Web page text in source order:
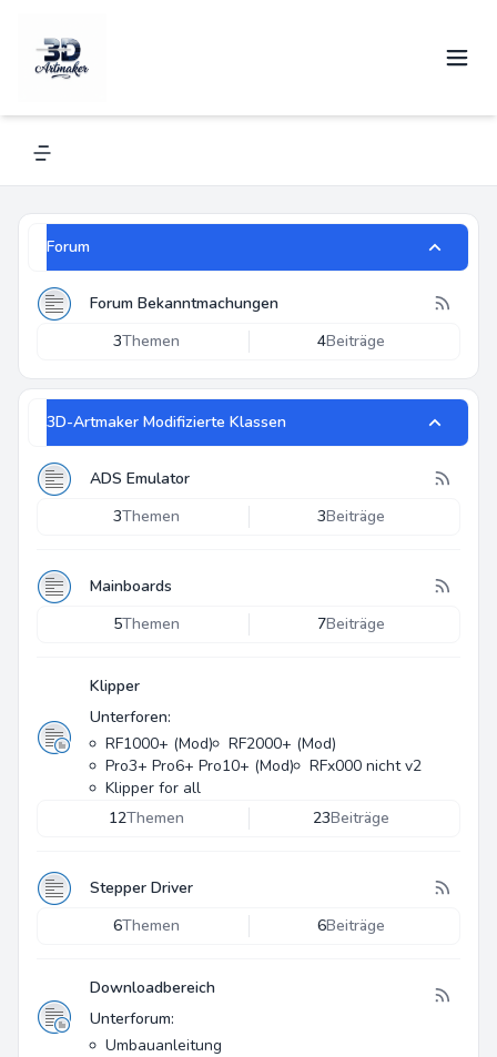
3D-Artmaker
Navigation menu
Forum
Forum Bekanntmachungen
3Themen 4Beiträge
3D-Artmaker Modifizierte Klassen
ADS Emulator
3Themen 3Beiträge
Mainboards
5Themen 7Beiträge
Klipper
Unterforen:
RF1000+ (Mod)
RF2000+ (Mod)
Pro3+ Pro6+ Pro10+ (Mod)
RFx000 nicht v2
Klipper for all
12Themen 23Beiträge
Stepper Driver
6Themen 6Beiträge
Downloadbereich
Unterforum:
Umbauanleitung